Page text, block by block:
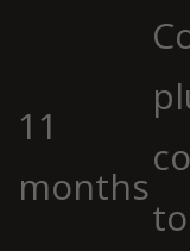
11
months